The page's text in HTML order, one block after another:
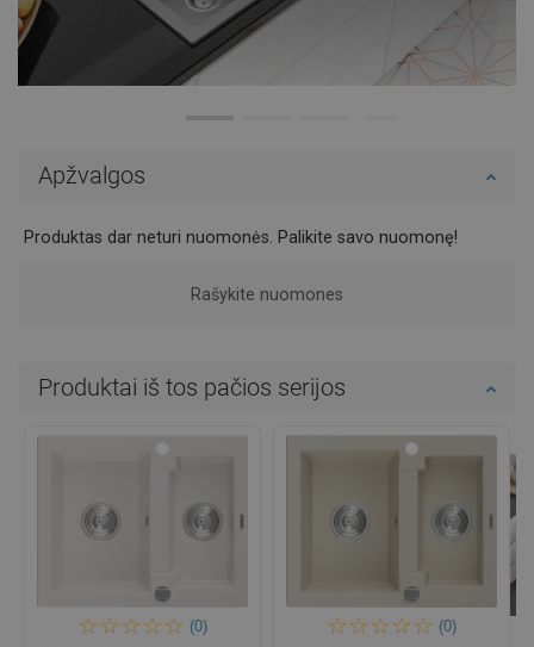
Apžvalgos
Produktas dar neturi nuomonės. Palikite savo nuomonę!
Rašykite nuomones
Produktai iš tos pačios serijos
(0) (0)